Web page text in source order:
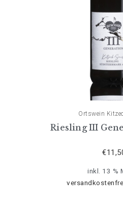
Ortswein
Riesling III
€
inkl. 13 %